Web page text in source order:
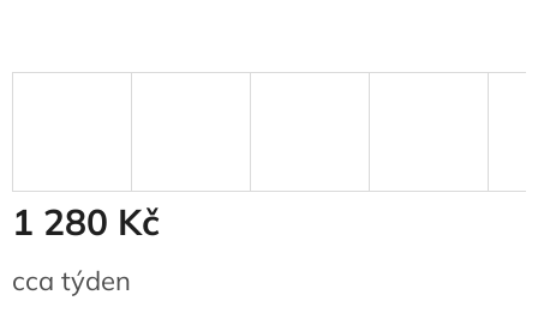
1 280 Kč
cena:
cca týden